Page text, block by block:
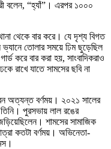
বলেন, “হ্যাঁ”। এরপর ১০০০
থেকে বার করে। যে দৃশ্য বিগত
তোলার সময়ে ঢিম ছুড়েছিল
করে বার করা হয়, সাংবাদিকরাও
রাখে যাতে সামসের ছবি না
অত্যন্ত বর্ণময়। ২০২১ সালের
পুরসভায় লাল রঙের
জড়িয়েছিলেন। শামসের সামাজিক
কতটা বর্ণময়। অভিনেতা-